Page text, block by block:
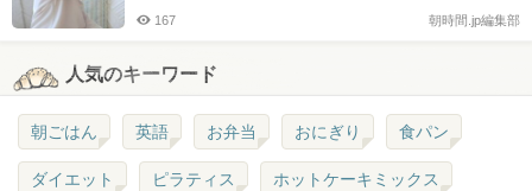
朝時間.jp編集部
167
人気のキーワード
朝ごはん 英語 お弁当 おにぎり 食パン
ダイエット ピラティス ホットケーキミックス